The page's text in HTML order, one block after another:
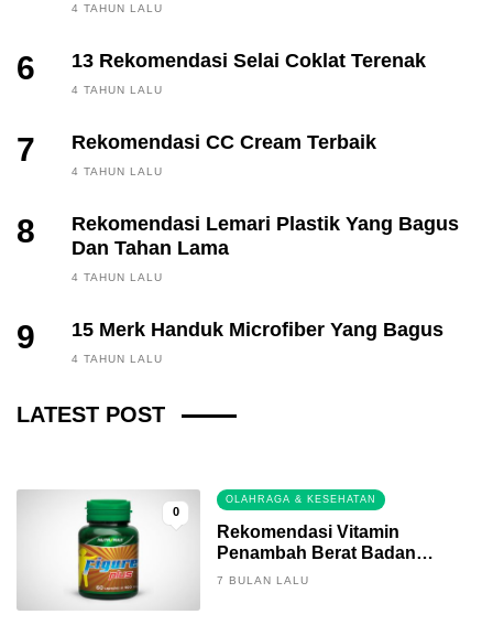
4 TAHUN LALU
6 13 Rekomendasi Selai Coklat Terenak
4 TAHUN LALU
7 Rekomendasi CC Cream Terbaik
4 TAHUN LALU
8
Rekomendasi Lemari Plastik Yang Bagus
Dan Tahan Lama
4 TAHUN LALU
9 15 Merk Handuk Microfiber Yang Bagus
4 TAHUN LALU
LATEST POST
FINANCE, INVESTING
3 BULAN LALU
0
OLAHRAGA & KESEHATAN
Rekomendasi Vitamin
Penambah Berat Badan
Terbaik
7 BULAN LALU